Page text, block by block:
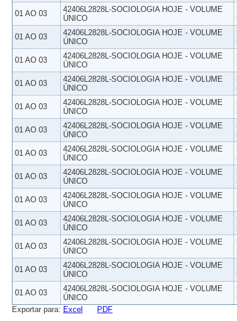
01 AO 03
42406L2828L-SOCIOLOGIA HOJE - VOLUME
ÚNICO
01 AO 03
42406L2828L-SOCIOLOGIA HOJE - VOLUME
ÚNICO
01 AO 03
42406L2828L-SOCIOLOGIA HOJE - VOLUME
ÚNICO
01 AO 03
42406L2828L-SOCIOLOGIA HOJE - VOLUME
ÚNICO
01 AO 03
42406L2828L-SOCIOLOGIA HOJE - VOLUME
ÚNICO
01 AO 03
42406L2828L-SOCIOLOGIA HOJE - VOLUME
ÚNICO
01 AO 03
42406L2828L-SOCIOLOGIA HOJE - VOLUME
ÚNICO
01 AO 03
42406L2828L-SOCIOLOGIA HOJE - VOLUME
ÚNICO
01 AO 03
42406L2828L-SOCIOLOGIA HOJE - VOLUME
ÚNICO
01 AO 03
42406L2828L-SOCIOLOGIA HOJE - VOLUME
ÚNICO
01 AO 03
42406L2828L-SOCIOLOGIA HOJE - VOLUME
ÚNICO
01 AO 03
42406L2828L-SOCIOLOGIA HOJE - VOLUME
ÚNICO
01 AO 03
42406L2828L-SOCIOLOGIA HOJE - VOLUME
ÚNICO
Exportar para: Excel PDF